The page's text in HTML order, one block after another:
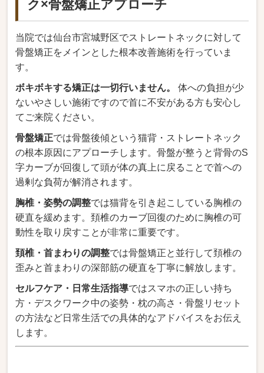
ク×骨盤矯正アプローチ
当院では仙台市宮城野区でストレートネックに対して
骨盤矯正をメインとした根本改善施術を行っていま
す。
ボキボキする矯正は一切行いません。
体への負担が少
ないやさしい施術ですので首に不安がある方も安心し
てご来院ください。
骨盤矯正では骨盤後傾という猫背・ストレートネック
の根本原因にアプローチします。骨盤が整うと背骨のS
字カーブが回復して頭が体の真上に戻ることで首への
過剰な負荷が解消されます。
胸椎・姿勢の調整では猫背を引き起こしている胸椎の
硬直を緩めます。頚椎のカーブ回復のために胸椎の可
動性を取り戻すことが非常に重要です。
頚椎・首まわりの調整では骨盤矯正と並行して頚椎の
歪みと首まわりの深部筋の硬直を丁寧に解放します。
セルフケア・日常生活指導ではスマホの正しい持ち
方・デスクワーク中の姿勢・枕の高さ・骨盤リセット
の方法など日常生活での具体的なアドバイスをお伝え
します。